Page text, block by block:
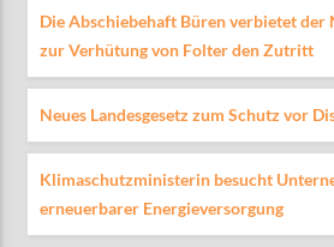
Die Abschiebehaft Büren verbietet der
zur Verhütung von Folter den Zutritt
Neues Landesgesetz zum Schutz vor
Klimaschutzministerin besucht
erneuerbarer Energieversorgung